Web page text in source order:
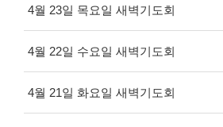
4월 23일 목요일 새벽기도회
4월 22일 수요일 새벽기도회
4월 21일 화요일 새벽기도회